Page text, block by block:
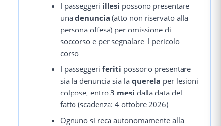
I passeggeri illesi possono presentare
unadenuncia (atto non riservato alla
persona offesa) per omissione di
soccorso e per segnalare il pericolo
corso
I passeggeriferiti possono presentare
sia la denuncia sia laquerela per lesioni
colpose, entro3 mesi dalla data del
fatto (scadenza: 4 ottobre 2026)
Ognuno si reca autonomamente alla